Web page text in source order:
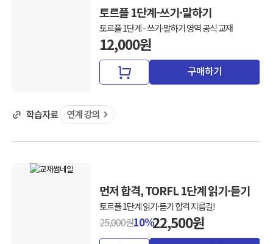
토르플 1단계-쓰기·말하기
토르플 1단계 - 쓰기·말하기 영역 공식 교재
12,000원
구매하기
먼저 합격, TORFL 1단계 읽기·듣기
토르플 1단계 읽기·듣기 합격 지름길!
25,000원10%22,500원